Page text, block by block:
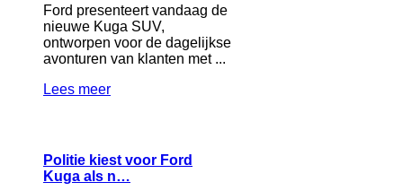
Ford presenteert vandaag de
nieuwe Kuga SUV,
ontworpen voor de dagelijkse
avonturen van klanten met ...
Lees meer
Politie kiest voor Ford
Kuga als n…